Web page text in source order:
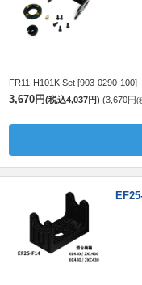
FR11-H101K Set [903-0290-100]
3,670円(税込4,037円) 3,670円(